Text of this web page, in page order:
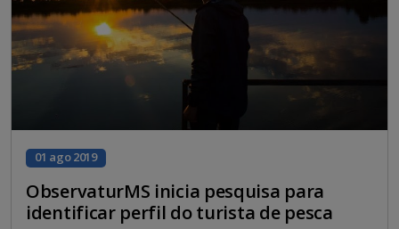
01 ago 2019
ObservaturMS inicia pesquisa para
identificar perfil do turista de pesca